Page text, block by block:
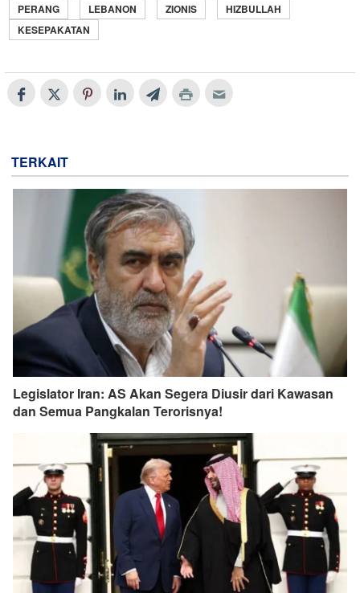
PERANG
LEBANON ZIONIS
HIZBULLAH
KESEPAKATAN
TERKAIT
Legislator Iran: AS Akan Segera Diusir dari Kawasan
dan Semua Pangkalan Terorisnya!